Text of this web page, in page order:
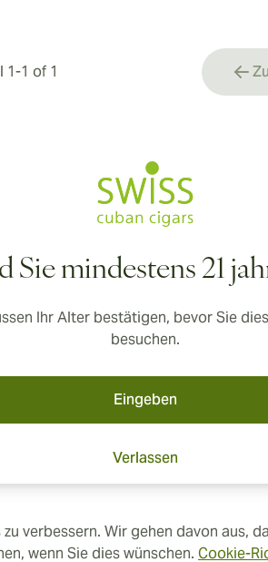
verbessern. Wir gehen davon aus,
wenn Sie dies wünschen. Cookie-
1-1 of 1
Sie mindestens 21
Ihr Alter bestätigen, bevor Sie
besuchen.
Eingeben
Verlassen
Versand nach Kanada, Vereinigtes